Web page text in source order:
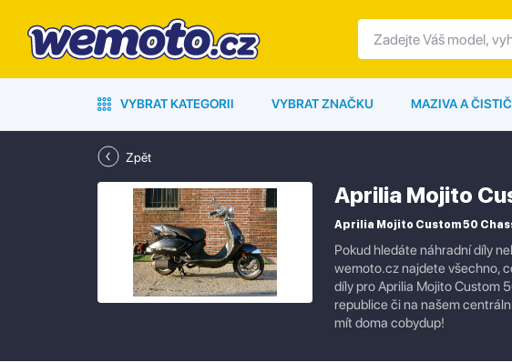
VYBRAT KATEGORII VYBRAT ZNAČKU MAZIVA A
Zpět
Aprilia Mojito
Aprilia Mojito Custom 50
Pokud hledáte náhradní díly
wemoto.cz najdete všechno,
díly pro Aprilia Mojito Custom
republice či na našem
mít doma cobydup!